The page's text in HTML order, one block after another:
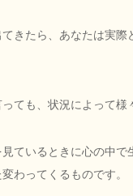
きたら、あなたは実際
ても、状況によって様
ているときに心の中で
わってくるものです。